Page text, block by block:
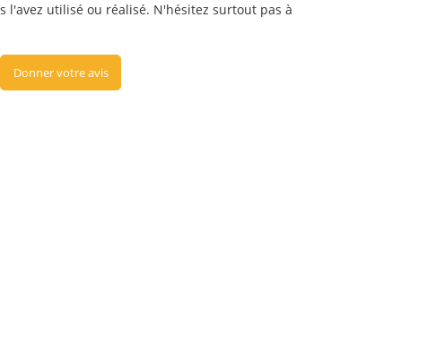
l'avez utilisé ou réalisé. N'hésitez surtout pas à
Donner votre avis